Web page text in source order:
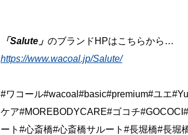
「Salute」 のブランドHPはこちらから…
https://www.wacoal.jp/Salute/
#ワコール#wacoal#basic#premium#ユエ
ケア#MOREBODYCARE#ゴコチ
ート#心斎橋#心斎橋サルート#長堀橋#長堀